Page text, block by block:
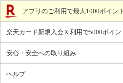
アプリのご利用で最大1000ポイン
楽天カード新規入会＆利用で5000ポイン
安心・安全への取り組み
ヘルプ